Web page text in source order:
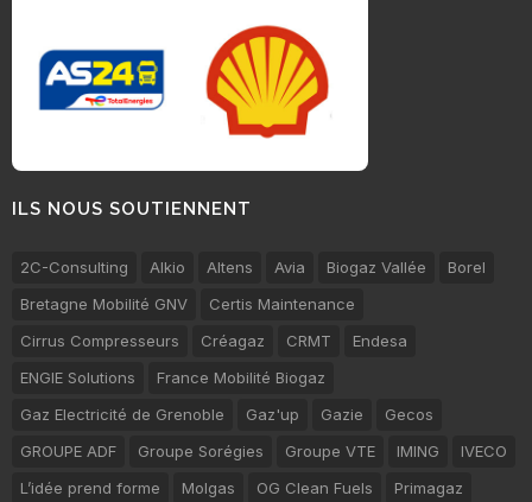
ILS NOUS SOUTIENNENT
2C-Consulting Alkio Altens Avia Biogaz Vallée
Borel
Bretagne Mobilité GNV
Certis Maintenance
Cirrus Compresseurs
Créagaz CRMT
Endesa
ENGIE Solutions
France Mobilité Biogaz
Gaz Electricité de Grenoble
Gaz'up Gazie
Gecos
GROUPE ADF
Groupe Sorégies Groupe VTE IMING
IVECO
L’idée prend forme
Molgas OG Clean Fuels Primagaz